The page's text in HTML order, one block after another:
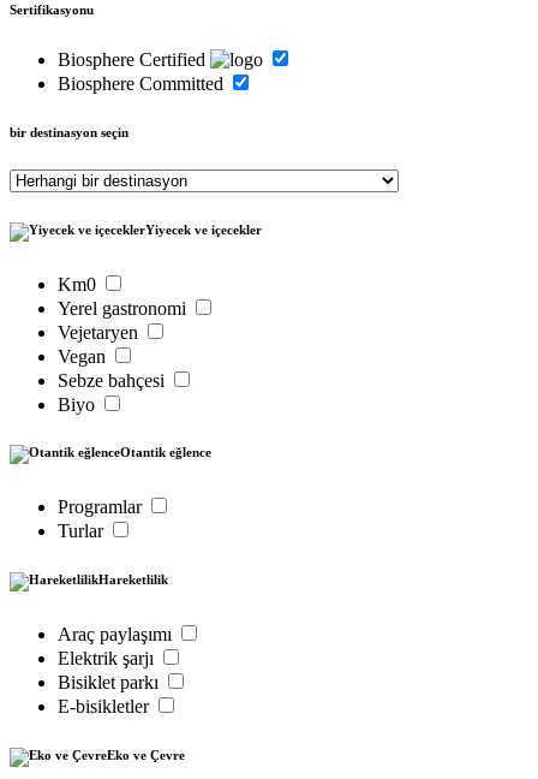
Sertifikasyonu
Biosphere Certified
Biosphere Committed
bir destinasyon seçin
Yiyecek ve içecekler
Km0
Yerel gastronomi
Vejetaryen
Vegan
Sebze bahçesi
Biyo
Otantik eğlence
Programlar
Turlar
Hareketlilik
Araç paylaşımı
Elektrik şarjı
Bisiklet parkı
E-bisikletler
Eko ve Çevre